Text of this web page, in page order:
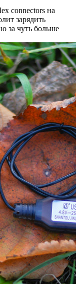
connectors на
зарядить
за чуть больше